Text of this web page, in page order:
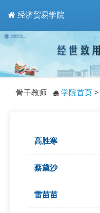
经济贸易学院
骨干教师 学院首页>
高胜寒
蔡黛沙
雷苗苗